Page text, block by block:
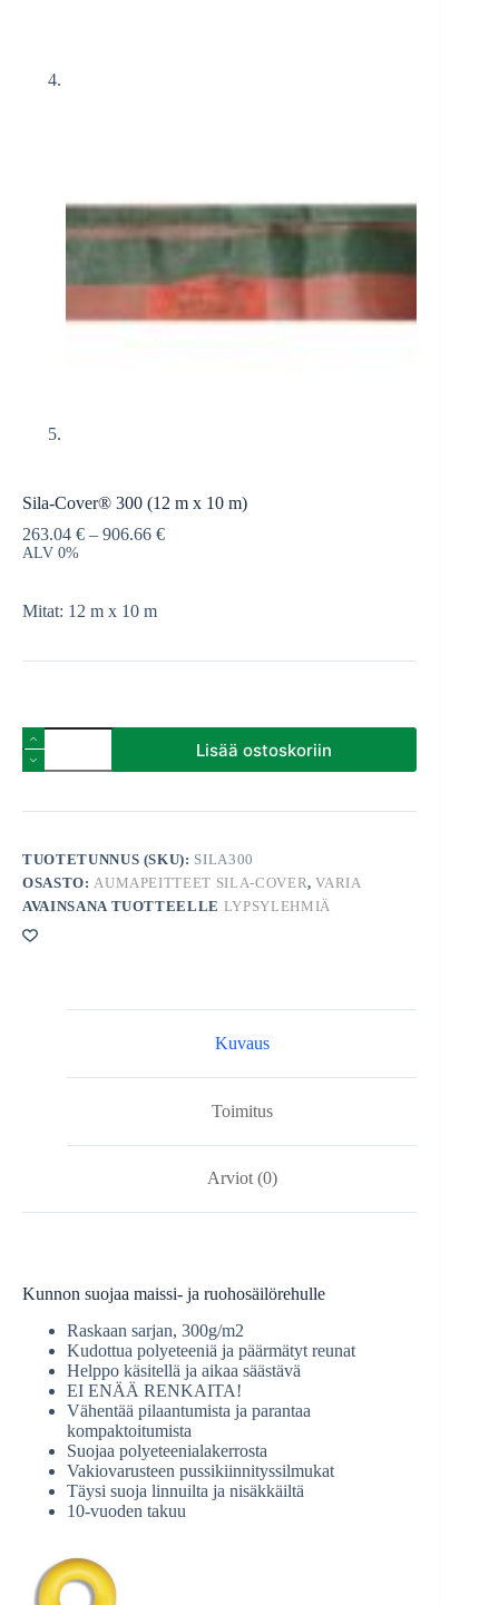
Sila-Cover® 300 (12 m x 10 m)
263.04 € – 906.66 €
ALV 0%
Mitat: 12 m x 10 m
Sila-
Cover®
300
m
m)
määrä
Lisää ostoskoriin
TUOTETUNNUS (SKU): SILA300
OSASTO:AUMAPEITTEET SILA-COVER,VARIA
AVAINSANA TUOTTEELLE LYPSYLEHMIÄ
Kuvaus
Toimitus
Arviot (0)
Kunnon suojaa maissi- ja ruohosäilörehulle
Raskaan sarjan, 300g/m2
Kudottua polyeteeniä ja päärmätyt reunat
Helppo käsitellä ja aikaa säästävä
EI ENÄÄ RENKAITA!
Vähentää pilaantumista ja parantaa
kompaktoitumista
Suojaa polyeteenialakerrosta
Vakiovarusteen pussikiinnityssilmukat
Täysi suoja linnuilta ja nisäkkäiltä
10-vuoden takuu